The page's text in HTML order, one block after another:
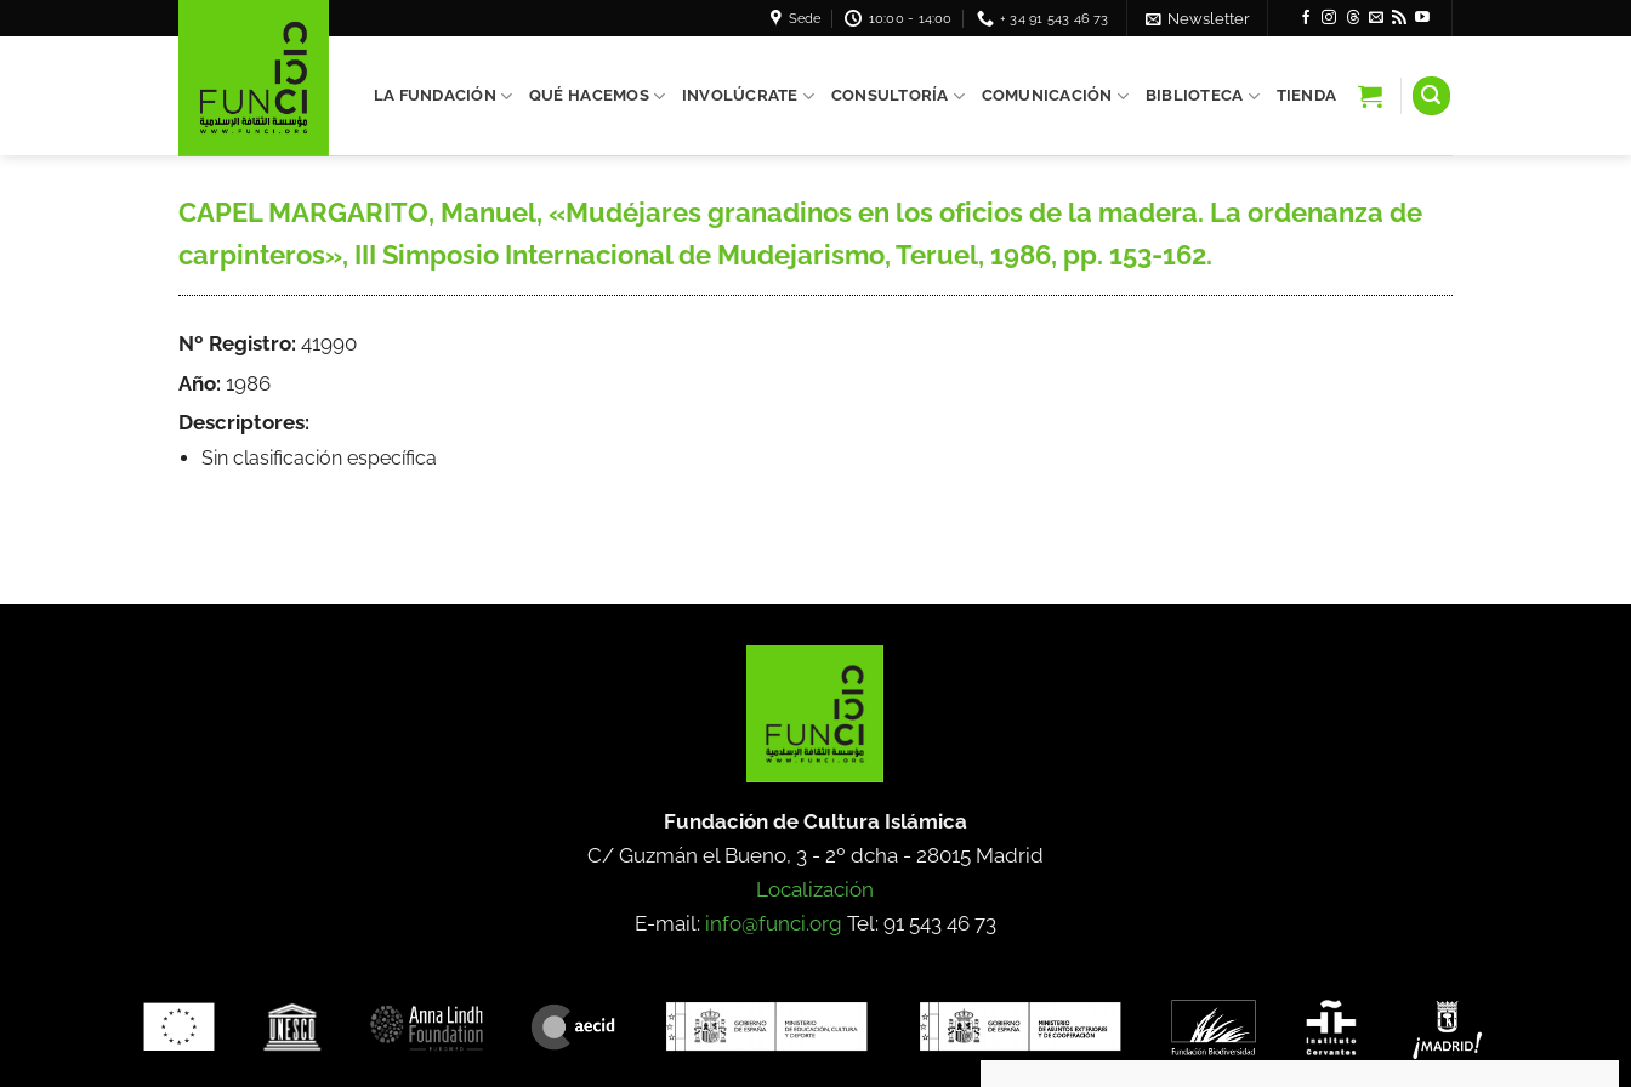
Sede 10:00 - 14:00 + 34 91 543 46 73 Newsletter
LA FUNDACIÓN QUÉ HACEMOS INVOLÚCRATE CONSULTORÍA COMUNICACIÓN BIBLIOTECA TIENDA
CAPEL MARGARITO, Manuel, «Mudéjares granadinos en los oficios de la madera. La ordenanza de
carpinteros», III Simposio Internacional de Mudejarismo, Teruel, 1986, pp. 153-162.
Nº Registro: 41990
Año: 1986
Descriptores:
Sin clasificación específica
Fundación de Cultura Islámica
C/ Guzmán el Bueno, 3 - 2º dcha - 28015 Madrid
Localización
E-mail: info@funci.org Tel: 91 543 46 73